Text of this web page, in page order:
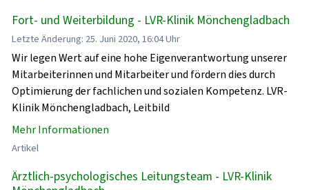
Fort- und Weiterbildung - LVR-Klinik Mönchengladbach
Letzte Änderung: 25. Juni 2020, 16:04 Uhr
Wir legen Wert auf eine hohe Eigenverantwortung unserer
Mitarbeiterinnen und Mitarbeiter und fördern dies durch
Optimierung der fachlichen und sozialen Kompetenz. LVR-
Klinik Mönchengladbach, Leitbild
Mehr Informationen
Artikel
Ärztlich-psychologisches Leitungsteam - LVR-Klinik